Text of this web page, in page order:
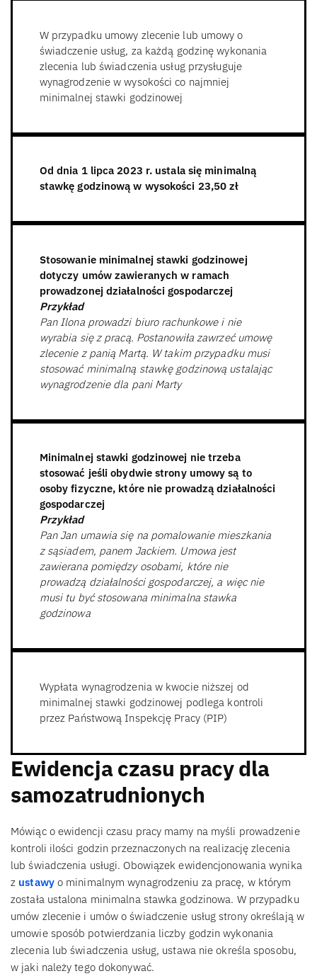
W przypadku umowy zlecenie lub umowy o
świadczenie usług, za każdą godzinę wykonania
zlecenia lub świadczenia usług przysługuje
wynagrodzenie w wysokości co najmniej
minimalnej stawki godzinowej
Od dnia 1 lipca 2023 r. ustala się minimalną
stawkę godzinową w wysokości 23,50 zł
Stosowanie minimalnej stawki godzinowej
dotyczy umów zawieranych w ramach
prowadzonej działalności gospodarczej
Przykład
Pan Ilona prowadzi biuro rachunkowe i nie
wyrabia się z pracą. Postanowiła zawrzeć umowę
zlecenie z panią Martą. W takim przypadku musi
stosować minimalną stawkę godzinową ustalając
wynagrodzenie dla pani Marty
Minimalnej stawki godzinowej nie trzeba
stosować jeśli obydwie strony umowy są to
osoby fizyczne, które nie prowadzą działalności
gospodarczej
Przykład
Pan Jan umawia się na pomalowanie mieszkania
z sąsiadem, panem Jackiem. Umowa jest
zawierana pomiędzy osobami, które nie
prowadzą działalności gospodarczej, a więc nie
musi tu być stosowana minimalna stawka
godzinowa
Wypłata wynagrodzenia w kwocie niższej od
minimalnej stawki godzinowej podlega kontroli
przez Państwową Inspekcję Pracy (PIP)
Ewidencja czasu pracy dla
samozatrudnionych
Mówiąc o ewidencji czasu pracy mamy na myśli prowadzenie
kontroli ilości godzin przeznaczonych na realizację zlecenia
lub świadczenia usługi. Obowiązek ewidencjonowania wynika
z ustawyo minimalnym wynagrodzeniu za pracę, w którym
została ustalona minimalna stawka godzinowa. W przypadku
umów zlecenie i umów o świadczenie usług strony określają w
umowie sposób potwierdzania liczby godzin wykonania
zlecenia lub świadczenia usług, ustawa nie określa sposobu,
w jaki należy tego dokonywać.